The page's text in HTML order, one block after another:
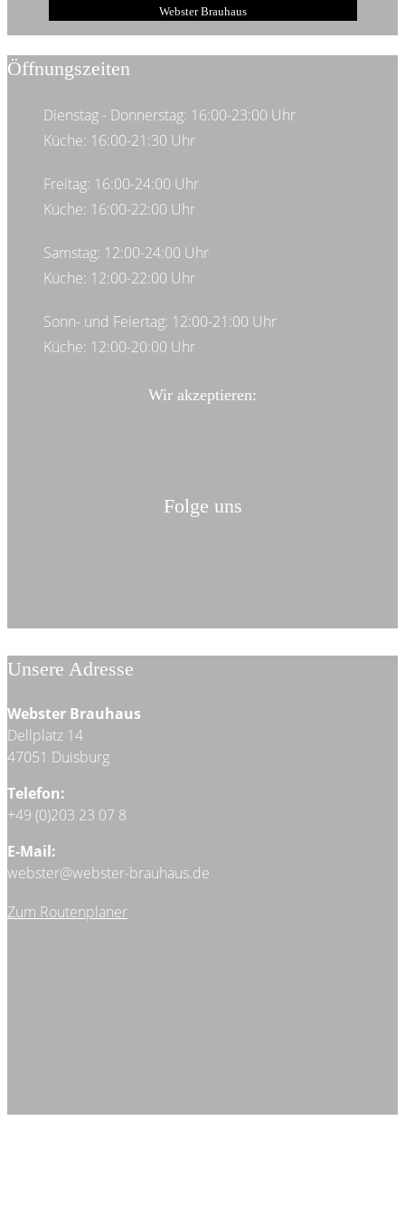
Webster Brauhaus
Öffnungszeiten
Dienstag - Donnerstag: 16:00-23:00 Uhr
Küche: 16:00-21:30 Uhr
Freitag: 16:00-24:00 Uhr
Küche: 16:00-22:00 Uhr
Samstag: 12:00-24:00 Uhr
Küche: 12:00-22:00 Uhr
Sonn- und Feiertag: 12:00-21:00 Uhr
Küche: 12:00-20:00 Uhr
Wir akzeptieren:
Folge uns
Unsere Adresse
Webster Brauhaus
Dellplatz 14
47051 Duisburg
Telefon:
+49 (0)203 23 07 8
E-Mail:
webster@webster-brauhaus.de
Zum Routenplaner